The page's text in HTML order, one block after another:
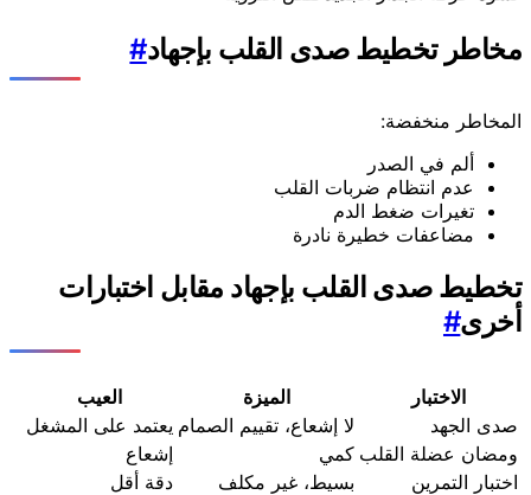
مخاطر تخطيط صدى القلب بإجهاد#
المخاطر منخفضة:
ألم في الصدر
عدم انتظام ضربات القلب
تغيرات ضغط الدم
مضاعفات خطيرة نادرة
تخطيط صدى القلب بإجهاد مقابل اختبارات
أخرى#
الاختبار الميزة
العيب
صدى الجهد
لا إشعاع، تقييم الصمام يعتمد على المشغل
ومضان عضلة القلب كمي
إشعاع
اختبار التمرين
بسيط، غير مكلف دقة أقل